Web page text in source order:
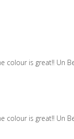
colour is great!! Un
colour is great!! Un